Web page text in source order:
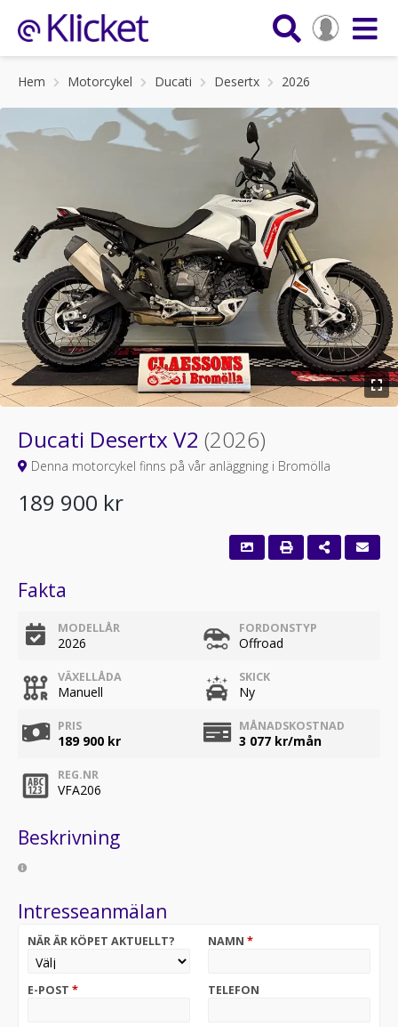
Hem Motorcykel Ducati Desertx 2026
Ducati Desertx V2 (2026)
Denna motorcykel finns på vår anläggning i Bromölla
189 900 kr
Fakta
MODELLÅR
2026
FORDONSTYP
Offroad
VÄXELLÅDA
Manuell
SKICK
Ny
PRIS
189 900 kr
MÅNADSKOSTNAD
3 077 kr/mån
REG.NR
VFA206
Beskrivning
Intresseanmälan
NÄR ÄR KÖPET AKTUELLT? NAMN *
E-POST * TELEFON